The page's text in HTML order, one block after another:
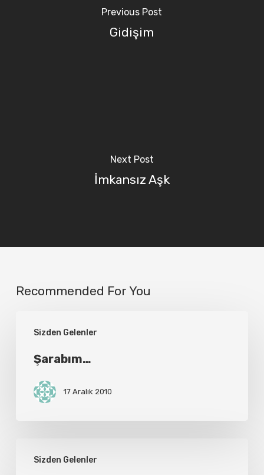
Previous Post
Gidişim
Next Post
İmkansız Aşk
Recommended For You
Sizden Gelenler
Şarabım…
17 Aralık 2010
Sizden Gelenler